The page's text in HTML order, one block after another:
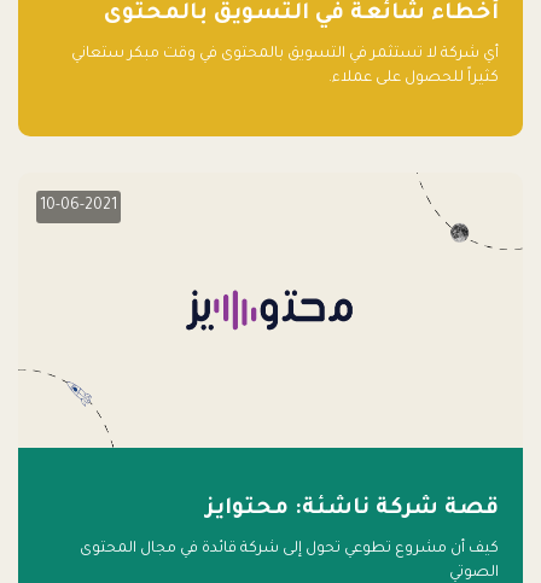
أخطاء شائعة في التسويق بالمحتوى
أي شركة لا تستثمر في التسويق بالمحتوى في وقت مبكر ستعاني
كثيراً للحصول على عملاء.
10-06-2021
قصة شركة ناشئة: محتوايز
كيف أن مشروع تطوعي تحول إلى شركة قائدة في مجال المحتوى
الصوتي